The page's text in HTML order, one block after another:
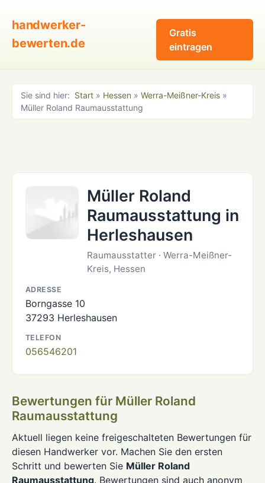
handwerker-
bewerten.de
Gratis
eintragen
Sie sind hier: Start » Hessen » Werra-Meißner-Kreis »
Müller Roland Raumausstattung
Müller Roland
Raumausstattung in
Herleshausen
Raumausstatter · Werra-Meißner-
Kreis, Hessen
ADRESSE
Borngasse 10
37293 Herleshausen
TELEFON
056546201
Bewertungen für Müller Roland
Raumausstattung
Aktuell liegen keine freigeschalteten Bewertungen für
diesen Handwerker vor. Machen Sie den ersten
Schritt und bewerten Sie Müller Roland
Raumausstattung. Bewertungen sind auch anonym